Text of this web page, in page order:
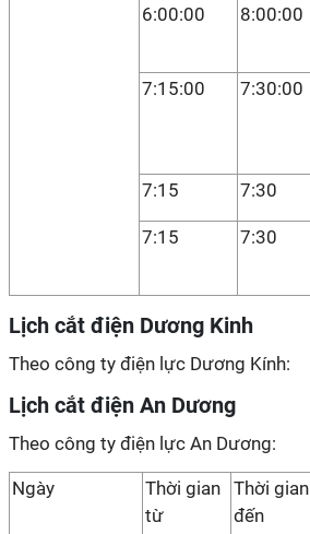
6:00:00 8:00:00
7:15:00 7:30:00
7:15 7:30
7:15 7:30
Lịch cắt điện Dương Kinh
Theo công ty điện lực Dương Kính:
Lịch cắt điện An Dương
Theo công ty điện lực An Dương:
Ngày
Thời gian
từ
Thời gian
đến